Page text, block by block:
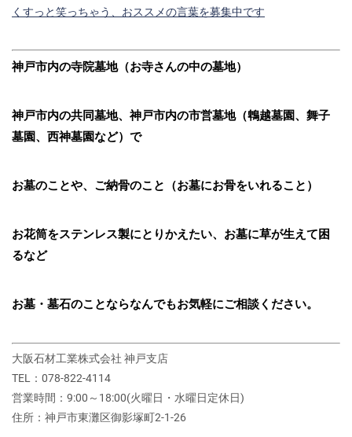
くすっと笑っちゃう、おススメの言葉を募集中です
神戸市内の寺院墓地（お寺さんの中の墓地）
神戸市内の共同墓地、神戸市内の市営墓地（鵯越墓園、舞子
墓園、西神墓園など）で
お墓のことや、ご納骨のこと（お墓にお骨をいれること）
お花筒をステンレス製にとりかえたい、お墓に草が生えて困
るなど
お墓・墓石のことならなんでもお気軽にご相談ください。
大阪石材工業株式会社 神戸支店
TEL：078-822-4114
営業時間：9:00～18:00(火曜日・水曜日定休日)
住所：神戸市東灘区御影塚町2‐1‐26